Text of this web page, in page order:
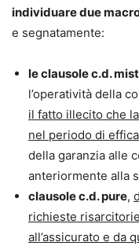
individuare due
e segnatamente:
le clausole c.d.
l’operatività della
il fatto illecito che
nel periodo di
della garanzia alle
anteriormente alla
clausole c.d. pure,
richieste
all’assicurato e da